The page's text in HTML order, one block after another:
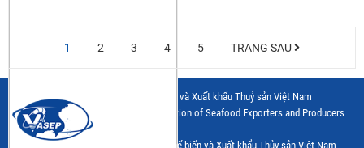
1 2 3 4 5 TRANG SAU
Hiệp hội Chế biến và Xuất khẩu Thuỷ sản Việt Nam
Vietnam Association of Seafood Exporters and Producers
Trang thông tin điện tử của Hiệp hội Chế biến và Xuất khẩu Thủy sản Việt Nam